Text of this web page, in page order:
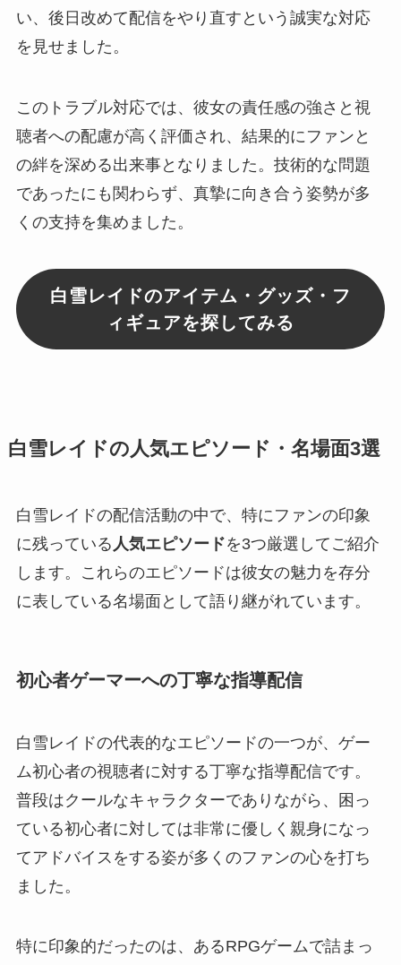
い、後日改めて配信をやり直すという誠実な対応
を見せました。
このトラブル対応では、彼女の責任感の強さと視
聴者への配慮が高く評価され、結果的にファンと
の絆を深める出来事となりました。技術的な問題
であったにも関わらず、真摯に向き合う姿勢が多
くの支持を集めました。
白雪レイドのアイテム・グッズ・フ
ィギュアを探してみる
白雪レイドの人気エピソード・名場面3選
白雪レイドの配信活動の中で、特にファンの印象
に残っている 人気エピソードを3つ厳選してご紹介
します。これらのエピソードは彼女の魅力を存分
に表している名場面として語り継がれています。
初心者ゲーマーへの丁寧な指導配信
白雪レイドの代表的なエピソードの一つが、ゲー
ム初心者の視聴者に対する丁寧な指導配信です。
普段はクールなキャラクターでありながら、困っ
ている初心者に対しては非常に優しく親身になっ
てアドバイスをする姿が多くのファンの心を打ち
ました。
特に印象的だったのは、あるRPGゲームで詰まっ